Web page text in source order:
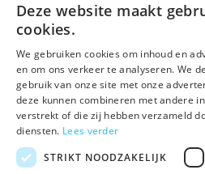
aanbiedingen.
Deze website maakt
cookies.
We gebruiken cookies om inhoud en
en om ons verkeer te analyseren. We
gebruik van onze site met onze
deze kunnen combineren met andere
verstrekt of die zij hebben verzameld
diensten. Lees verder
STRIKT NOODZAKELIJK